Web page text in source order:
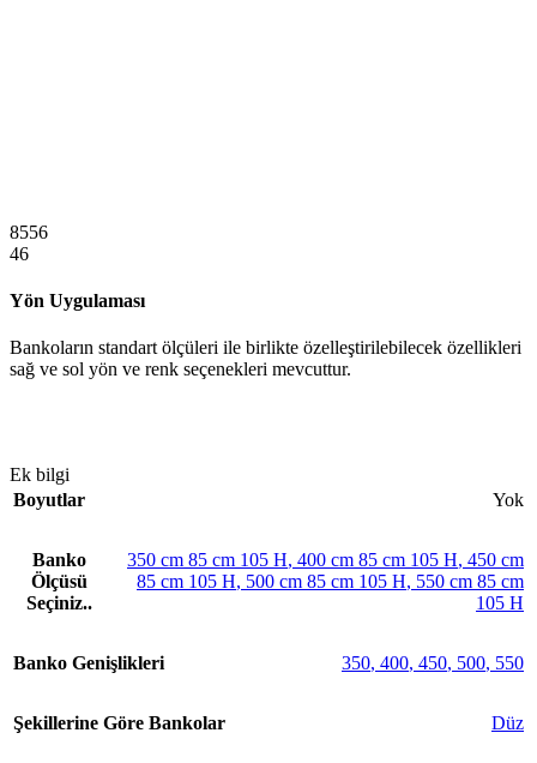
8556
46
Yön Uygulaması
Bankoların standart ölçüleri ile birlikte özelleştirilebilecek özellikleri
sağ ve sol yön ve renk seçenekleri mevcuttur.
Ek bilgi
Boyutlar
Yok
Banko
Ölçüsü
Seçiniz..
350 cm 85 cm 105 H, 400 cm 85 cm 105 H, 450 cm
85 cm 105 H, 500 cm 85 cm 105 H, 550 cm 85 cm
105 H
Banko Genişlikleri 350, 400, 450, 500, 550
Şekillerine Göre Bankolar Düz